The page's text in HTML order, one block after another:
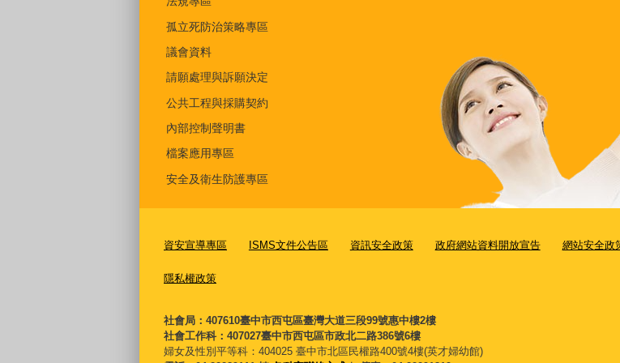
孤立死防治策略專區
議會資料
請願處理與訴願決定
公共工程與採購契約
內部控制聲明書
檔案應用專區
安全及衛生防護專區
資安宣導專區 ISMS文件公告區 資訊安全政策 政府網站資料開放宣告 網站安全政
隱私權政策
社會局：407610臺中市西屯區臺灣大道三段99號惠中樓2樓
社會工作科：407027臺中市西屯區市政北二路386號6樓
婦女及性別平等科： 404025 臺中市北區民權路400號4樓(英才婦幼館)